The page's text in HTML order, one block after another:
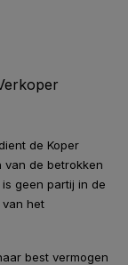
de Koper
van de betrokken
geen partij in de
van het
best vermogen